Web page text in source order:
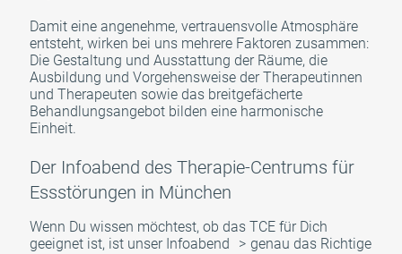
Damit eine angenehme, vertrauensvolle Atmosphäre
entsteht, wirken bei uns mehrere Faktoren zusammen:
Die Gestaltung und Ausstattung der Räume, die
Ausbildung und Vorgehensweise der Therapeutinnen
und Therapeuten sowie das breitgefächerte
Behandlungsangebot bilden eine harmonische
Einheit.
Der Infoabend des Therapie-Centrums für
Essstörungen in München
Wenn Du wissen möchtest, ob das TCE für Dich
geeignet ist, ist unser Infoabend
genau das Richtige